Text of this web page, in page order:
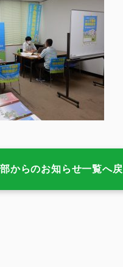
からのお知らせ一覧へ